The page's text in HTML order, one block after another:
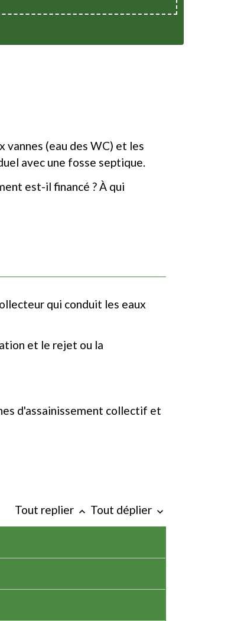
vannes (eau des WC) et les
avec une fosse septique.
est-il financé ? À qui
qui conduit les eaux
et le rejet ou la
d'assainissement collectif et
Tout replier keyboard_arrow_up Tout déplier keyboard_arrow_down